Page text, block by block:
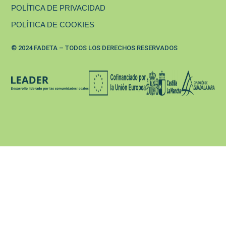
© 2024 FADETA – TODOS LOS DERECHOS RESERVADOS
POLÍTICA DE PRIVACIDAD
POLÍTICA DE COOKIES